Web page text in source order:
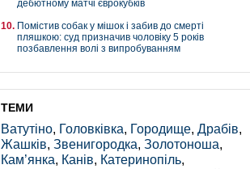
дебютному матчі єврокубків
Помістив собак у мішок і забив до смерті
пляшкою: суд призначив чоловіку 5 років
позбавлення волі з випробуванням
ТЕМИ
Ватутіно, Головківка, Городище, Драбів,
Жашків, Звенигородка, Золотоноша,
Кам’янка, Канів, Катеринопіль,